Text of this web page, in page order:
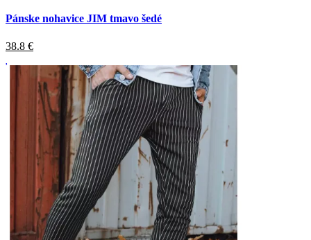
Pánske nohavice JIM tmavo šedé
38.8 €